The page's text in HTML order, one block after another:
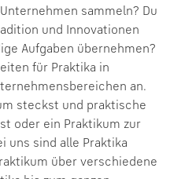
sammeln? Du
und Innovationen
Aufgaben übernehmen?
für Praktika in
an.
steckst und praktische
oder ein Praktikum zur
uns sind alle Praktika
über verschiedene